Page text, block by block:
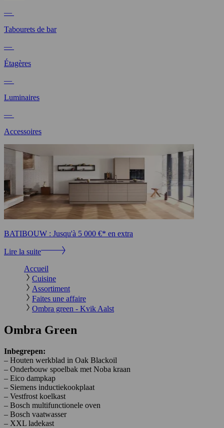
—
Tabourets de bar
—
Étagères
—
Luminaires
—
Accessoires
BATIBOUW : Jusqu'à 5 000 €* en extra
Lire la suite
Accueil
Cuisine
Assortiment
Faites une affaire
Ombra green - Kvik Aalst
Ombra Green
Inbegrepen:
– Houten werkblad in Oak Blackoil
– Onderbouw spoelbak met Noba kraan
– Eico dampkap
– Siemens inductiekookplaat
– Vestfrost koelkast
– Bosch multifunctionele oven
– Bosch vaatwasser
– XXL ladekast